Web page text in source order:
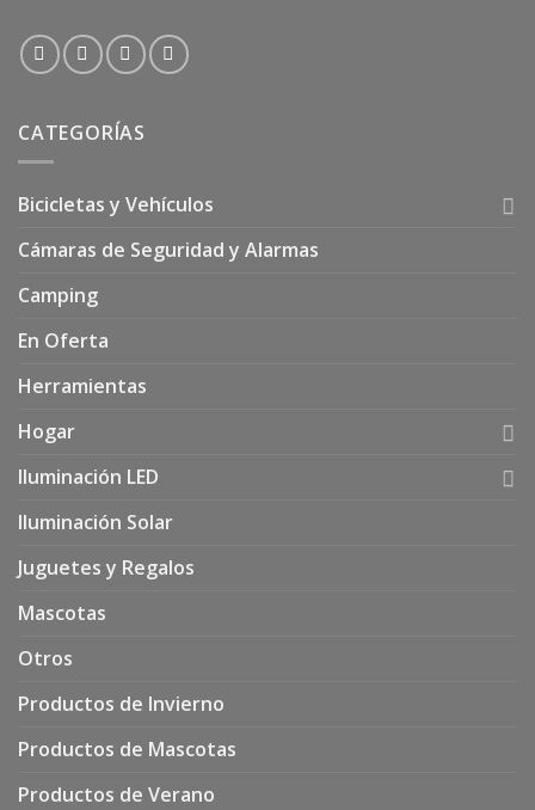
CATEGORÍAS
Bicicletas y Vehículos
Cámaras de Seguridad y Alarmas
Camping
En Oferta
Herramientas
Hogar
Iluminación LED
Iluminación Solar
Juguetes y Regalos
Mascotas
Otros
Productos de Invierno
Productos de Mascotas
Productos de Verano